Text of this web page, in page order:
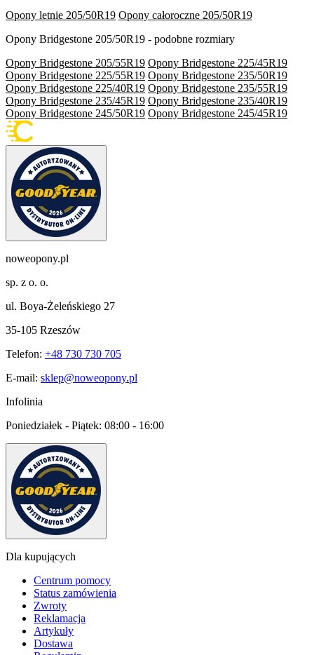
Opony letnie 205/50R19 Opony całoroczne 205/50R19
Opony Bridgestone 205/50R19 - podobne rozmiary
Opony Bridgestone 205/55R19 Opony Bridgestone 225/45R19
Opony Bridgestone 225/55R19 Opony Bridgestone 235/50R19
Opony Bridgestone 225/40R19 Opony Bridgestone 235/55R19
Opony Bridgestone 235/45R19 Opony Bridgestone 235/40R19
Opony Bridgestone 245/50R19 Opony Bridgestone 245/45R19
noweopony.pl
sp. z o. o.
ul. Boya-Żeleńskiego 27
35-105 Rzeszów
Telefon: +48 730 730 705
E-mail: sklep@noweopony.pl
Infolinia
Poniedziałek - Piątek: 08:00 - 16:00
Dla kupujących
Centrum pomocy
Status zamówienia
Zwroty
Reklamacja
Artykuły
Dostawa